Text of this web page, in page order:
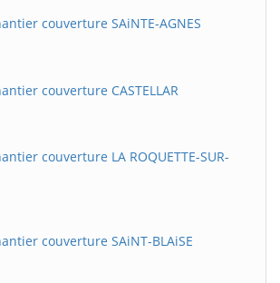
couverture SAiNTE-AGNES
couverture CASTELLAR
couverture LA ROQUETTE-SUR-
couverture SAiNT-BLAiSE